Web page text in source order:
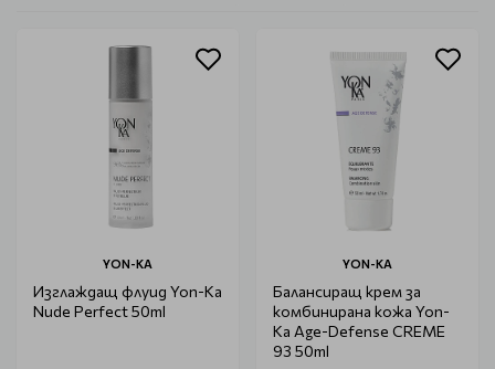
YON-KA
Изглаждащ флуид Yon-Ka
Nude Perfect 50ml
YON-KA
Балансиращ крем за
комбинирана кожа Yon-
Ka Age-Defense CREME
93 50ml